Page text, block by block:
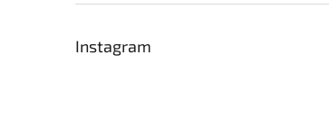
Instagram